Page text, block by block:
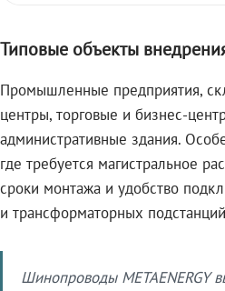
Типовые объекты
Промышленные предприятия,
центры, торговые и бизнес-
административные здания.
где требуется магистральное
сроки монтажа и удобство
и трансформаторных
Шинопроводы METAENERGY